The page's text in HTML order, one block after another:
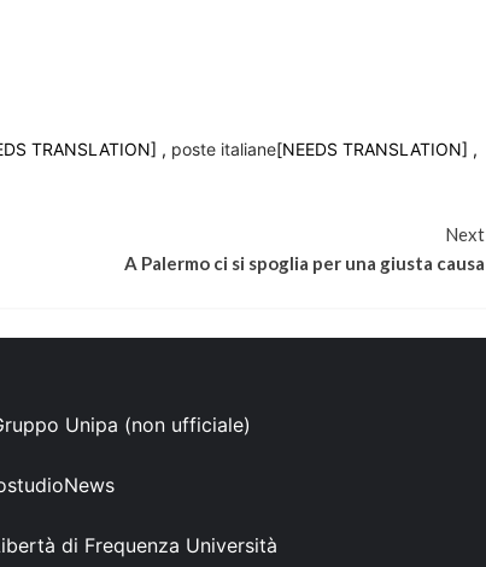
TRANSLATION] , poste italiane[NEEDS TRANSLATION] ,
Next
A Palermo ci si spoglia per una giusta causa
Unipa (non ufficiale)
di Frequenza Università